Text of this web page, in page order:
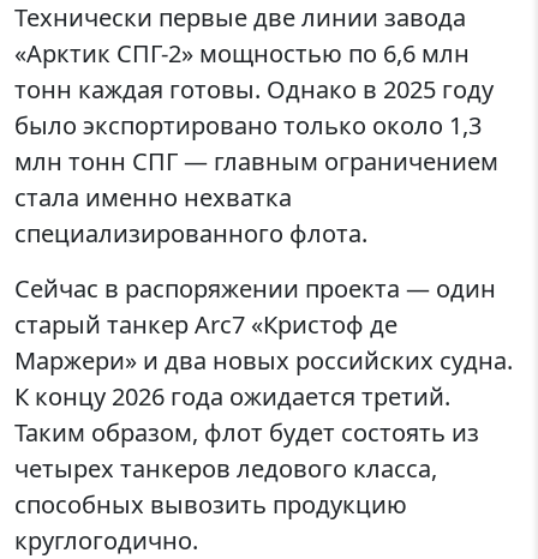
Технически первые две линии завода
«Арктик СПГ-2» мощностью по 6,6 млн
тонн каждая готовы. Однако в 2025 году
было экспортировано только около 1,3
млн тонн СПГ — главным ограничением
стала именно нехватка
специализированного флота.
Сейчас в распоряжении проекта — один
старый танкер Arc7 «Кристоф де
Маржери» и два новых российских судна.
К концу 2026 года ожидается третий.
Таким образом, флот будет состоять из
четырех танкеров ледового класса,
способных вывозить продукцию
круглогодично.